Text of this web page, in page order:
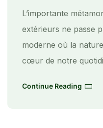
!
L’importante
extérieurs ne passe
moderne où la
cœur de notre
Continue Reading